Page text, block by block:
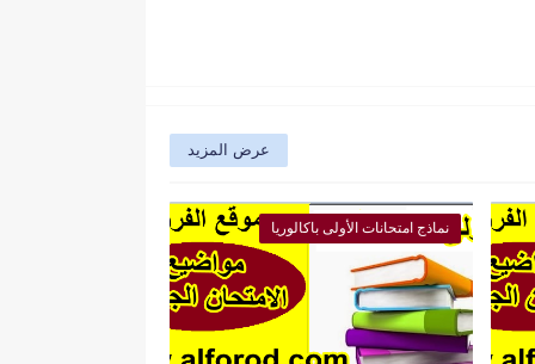
عرض المزيد
نماذج امتحانات الأولى باكالوريا